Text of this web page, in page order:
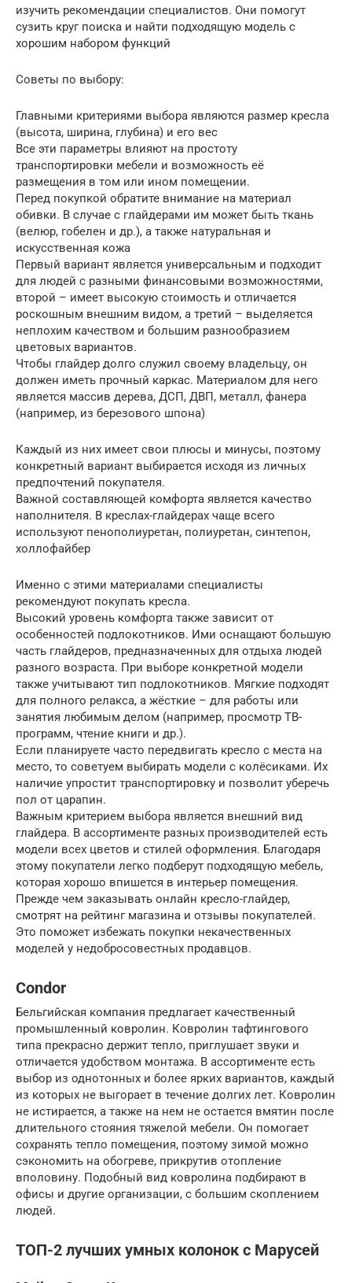
изучить рекомендации специалистов. Они помогут
сузить круг поиска и найти подходящую модель с
хорошим набором функций
Советы по выбору:
Главными критериями выбора являются размер кресла
(высота, ширина, глубина) и его вес
Все эти параметры влияют на простоту
транспортировки мебели и возможность её
размещения в том или ином помещении.
Перед покупкой обратите внимание на материал
обивки. В случае с глайдерами им может быть ткань
(велюр, гобелен и др.), а также натуральная и
искусственная кожа
Первый вариант является универсальным и подходит
для людей с разными финансовыми возможностями,
второй – имеет высокую стоимость и отличается
роскошным внешним видом, а третий – выделяется
неплохим качеством и большим разнообразием
цветовых вариантов.
Чтобы глайдер долго служил своему владельцу, он
должен иметь прочный каркас. Материалом для него
является массив дерева, ДСП, ДВП, металл, фанера
(например, из березового шпона)
Каждый из них имеет свои плюсы и минусы, поэтому
конкретный вариант выбирается исходя из личных
предпочтений покупателя.
Важной составляющей комфорта является качество
наполнителя. В креслах-глайдерах чаще всего
используют пенополиуретан, полиуретан, синтепон,
холлофайбер
Именно с этими материалами специалисты
рекомендуют покупать кресла.
Высокий уровень комфорта также зависит от
особенностей подлокотников. Ими оснащают большую
часть глайдеров, предназначенных для отдыха людей
разного возраста. При выборе конкретной модели
также учитывают тип подлокотников. Мягкие подходят
для полного релакса, а жёсткие – для работы или
занятия любимым делом (например, просмотр ТВ-
программ, чтение книги и др.).
Если планируете часто передвигать кресло с места на
место, то советуем выбирать модели с колёсиками. Их
наличие упростит транспортировку и позволит уберечь
пол от царапин.
Важным критерием выбора является внешний вид
глайдера. В ассортименте разных производителей есть
модели всех цветов и стилей оформления. Благодаря
этому покупатели легко подберут подходящую мебель,
которая хорошо впишется в интерьер помещения.
Прежде чем заказывать онлайн кресло-глайдер,
смотрят на рейтинг магазина и отзывы покупателей.
Это поможет избежать покупки некачественных
моделей у недобросовестных продавцов.
Condor
Бельгийская компания предлагает качественный
промышленный ковролин. Ковролин тафтингового
типа прекрасно держит тепло, приглушает звуки и
отличается удобством монтажа. В ассортименте есть
выбор из однотонных и более ярких вариантов, каждый
из которых не выгорает в течение долгих лет. Ковролин
не истирается, а также на нем не остается вмятин после
длительного стояния тяжелой мебели. Он помогает
сохранять тепло помещения, поэтому зимой можно
сэкономить на обогреве, прикрутив отопление
вполовину. Подобный вид ковролина подбирают в
офисы и другие организации, с большим скоплением
людей.
ТОП-2 лучших умных колонок с Марусей